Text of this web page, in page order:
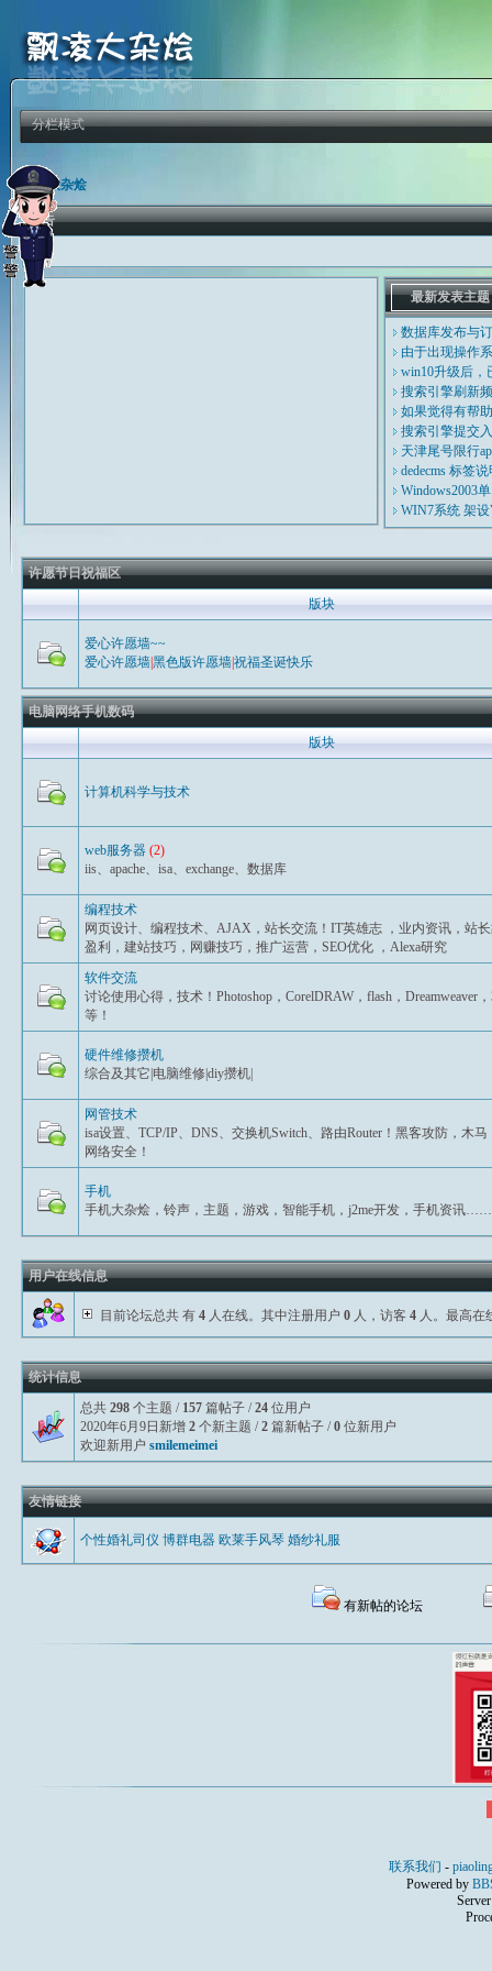
分栏模式
飘凌大杂烩
公告
最新发表主题
数据库发布与
由于出现操作
win10升级后，
搜索引擎刷新
如果觉得有帮
搜索引擎提交
天津尾号限行
dedecms 标签
Windows2003
WIN7系统 架
许愿节日祝福区
版块
爱心许愿墙~~
爱心许愿墙黑色版许愿墙祝福圣诞快乐
电脑网络手机数码
版块
计算机科学与技术
web服务器 (2)
iis、apache、isa、exchange、数据库
编程技术
网页设计、编程技术、AJAX，站长交流！IT英雄志 ，业内资讯，站
盈利，建站技巧，网赚技巧，推广运营，SEO优化 ，Alexa研究
软件交流
讨论使用心得，技术！Photoshop，CorelDRAW，flash，Dreamweaver
等！
硬件维修攒机
综合及其它|电脑维修|diy攒机|
网管技术
isa设置、TCP/IP、DNS、交换机Switch、路由Router！黑客攻防，木马
网络安全！
手机
手机大杂烩，铃声，主题，游戏，智能手机，j2me开发，手机资讯……
用户在线信息
目前论坛总共 有 4 人在线。其中注册用户 0 人，访客 4 人。最高在
统计信息
总共 298 个主题 / 157 篇帖子 /24 位用户
2020年6月9日新增 2 个新主题 /2 篇新帖子 /0 位新用户
欢迎新用户 smilemeimei
友情链接
个性婚礼司仪 博群电器 欧莱手风琴 婚纱礼服
有新帖的论坛
联系我们 -
Powered by